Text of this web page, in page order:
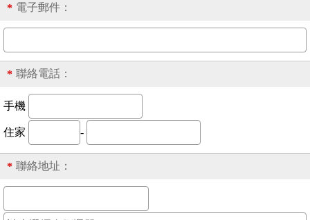
* 電子郵件：
* 聯絡電話：
手機
住家 -
* 聯絡地址：